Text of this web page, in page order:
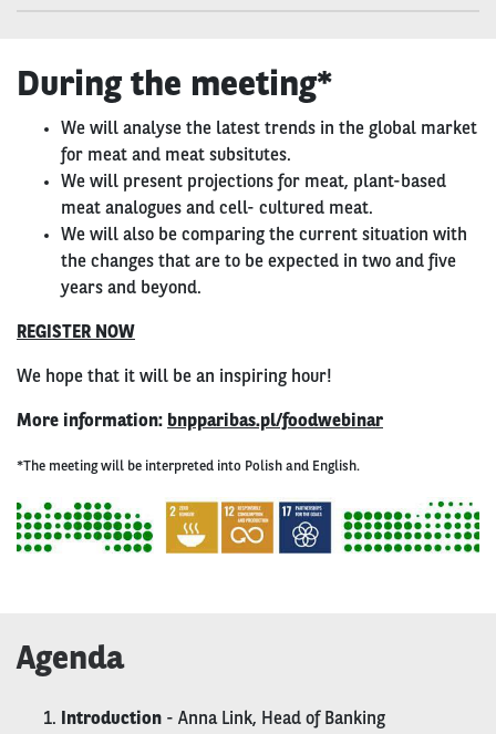
During the meeting*
We will analyse the latest trends in the global market
for meat and meat subsitutes.
We will present projections for meat, plant-based
meat analogues and cell- cultured meat.
We will also be comparing the current situation with
the changes that are to be expected in two and five
years and beyond.
REGISTER NOW
We hope that it will be an inspiring hour!
More information: bnpparibas.pl/foodwebinar
*The meeting will be interpreted into Polish and English.
Agenda
Introduction - Anna Link, Head of Banking